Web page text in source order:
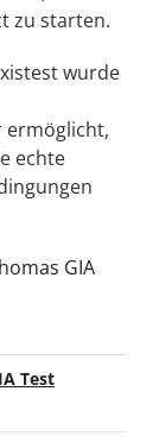
zu starten.
wurde
ermöglicht,
echte
GIA
Test